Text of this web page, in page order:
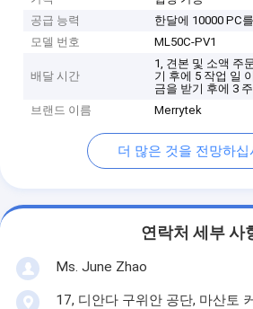
공급 능력
한달에 10000 PC를
모델 번호
ML50C-PV1
배달 시간
1, 견본 및 소액 주
기 후에 5 작업 일
금을 받기 후에 3
브랜드 이름
Merrytek
더 많은 것을 전망하십
연락처 세부 사
Ms. June Zhao
17, 디안다 구위안 공단, 마산토